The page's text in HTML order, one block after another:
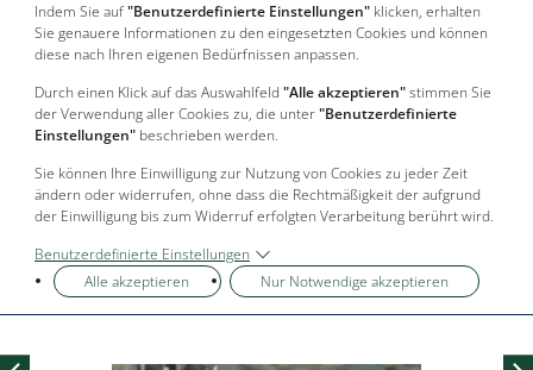
Indem Sie auf"Benutzerdefinierte Einstellungen" klicken, erhalten
Sie genauere Informationen zu den eingesetzten Cookies und können
diese nach Ihren eigenen Bedürfnissen anpassen.
Durch einen Klick auf das Auswahlfeld "Alle akzeptieren"stimmen Sie
der Verwendung aller Cookies zu, die unter"Benutzerdefinierte
Einstellungen" beschrieben werden.
Sie können Ihre Einwilligung zur Nutzung von Cookies zu jeder Zeit
ändern oder widerrufen, ohne dass die Rechtmäßigkeit der aufgrund
der Einwilligung bis zum Widerruf erfolgten Verarbeitung berührt wird.
Benutzerdefinierte Einstellungen
Alle akzeptieren
Nur Notwendige akzeptieren